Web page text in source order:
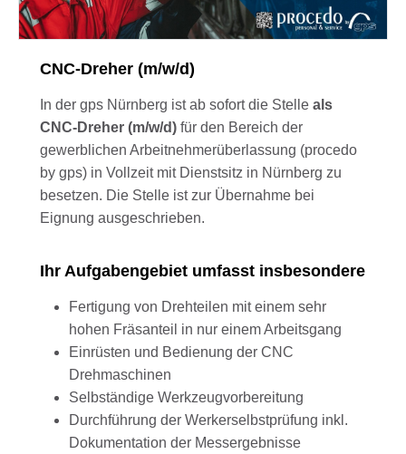
CNC-Dreher (m/w/d)
In der gps Nürnberg ist ab sofort die Stelle als
CNC-Dreher (m/w/d) für den Bereich der
gewerblichen Arbeitnehmerüberlassung (procedo
by gps) in Vollzeit mit Dienstsitz in Nürnberg zu
besetzen. Die Stelle ist zur Übernahme bei
Eignung ausgeschrieben.
Ihr Aufgabengebiet umfasst insbesondere
Fertigung von Drehteilen mit einem sehr
hohen Fräsanteil in nur einem Arbeitsgang
Einrüsten und Bedienung der CNC
Drehmaschinen
Selbständige Werkzeugvorbereitung
Durchführung der Werkerselbstprüfung inkl.
Dokumentation der Messergebnisse